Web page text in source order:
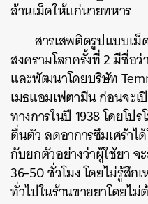
ล้านเม็ดให้แก่นายทหาร
สารเสพติดรูปแบบเ
สงครามโลกครั้งที่ 2 มีชื่อว่า
และพัฒนาโดยบริษัท
เมธแอมเฟตามีน ก่อนจะ
ทางการในปี 1938 โดยโ
ตื่นตัว ลดอาการซึมเศร้าไ
กับยกตัวอย่างว่าผู้ใช้ยา จ
36-50 ชั่วโมง โดยไม่รู้สึก
ทั่วไปในร้านขายยาโดยไ